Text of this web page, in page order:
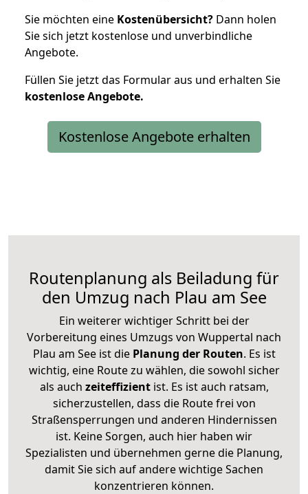
Sie möchten eine Kostenübersicht? Dann holen
Sie sich jetzt kostenlose und unverbindliche
Angebote.
Füllen Sie jetzt das Formular aus und erhalten Sie
kostenloseAngebote.
Kostenlose Angebote erhalten
Routenplanung als Beiladung für
den Umzug nach Plau am See
Ein weiterer wichtiger Schritt bei der
Vorbereitung eines Umzugs von Wuppertal nach
Plau am See ist diePlanung der Routen. Es ist
wichtig, eine Route zu wählen, die sowohl sicher
als auch zeiteffizientist. Es ist auch ratsam,
sicherzustellen, dass die Route frei von
Straßensperrungen und anderen Hindernissen
ist. Keine Sorgen, auch hier haben wir
Spezialisten und übernehmen gerne die Planung,
damit Sie sich auf andere wichtige Sachen
konzentrieren können.